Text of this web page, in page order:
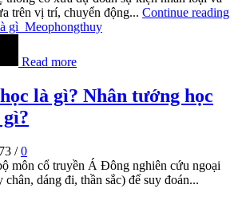
trên vị trí, chuyển động... Continue reading
Read more
là gì? Nhân tướng học
73 / 0
môn cổ truyền Á Đông nghiên cứu ngoại
dáng đi, thần sắc) để suy đoán...